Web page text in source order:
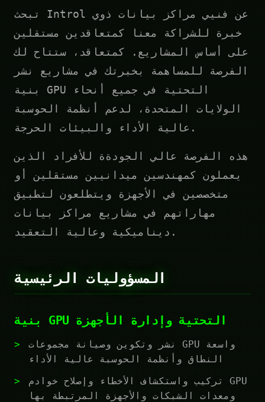
تبحث Introl عن فنيي مراكز بيانات ذوي
خبرة للشراكة معنا كمتعاقدين مستقلين
على أساس المشاريع. كمتعاقد، ستتاح لك
الفرصة للمساهمة بخبرتك في مشاريع نشر
بنية GPU التحتية في جميع أنحاء
الولايات المتحدة، لدعم أنظمة الحوسبة
عالية الأداء والبيئات الحرجة.
هذه الفرصة عالي الجودةة للأفراد الذين
يعملون كمهندسين ميدانيين مستقلين أو
متخصصين في الأجهزة ويتطلعون لتطبيق
مهاراتهم في مشاريع مراكز بيانات
ديناميكية وعالية التعقيد.
المسؤوليات الرئيسية
بنية GPU التحتية وإدارة الأجهزة
نشر وتكوين وصيانة مجموعات GPU واسعة
النطاق وأنظمة الحوسبة عالية الأداء
تركيب واستكشاف الأخطاء وإصلاح خوادم GPU
ومعدات الشبكات والأجهزة المرتبطة بها